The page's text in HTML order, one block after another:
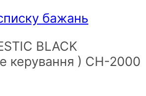
бажань
BLACK
керування ) CH-2000